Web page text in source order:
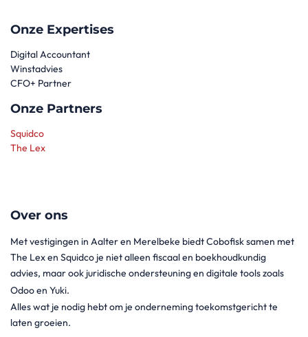
Onze Expertises
Digital Accountant
Winstadvies
CFO+ Partner
Onze Partners
Squidco
The Lex
Over ons
Met vestigingen in Aalter en Merelbeke biedt Cobofisk samen met
The Lex en Squidco je niet alleen fiscaal en boekhoudkundig
advies, maar ook juridische ondersteuning en digitale tools zoals
Odoo en Yuki.
Alles wat je nodig hebt om je onderneming toekomstgericht te
laten groeien.